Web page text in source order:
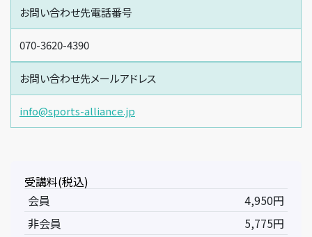
お問い合わせ先電話番号
070-3620-4390
お問い合わせ先メールアドレス
info@sports-alliance.jp
受講料(税込)
会員
4,950円
非会員
5,775円